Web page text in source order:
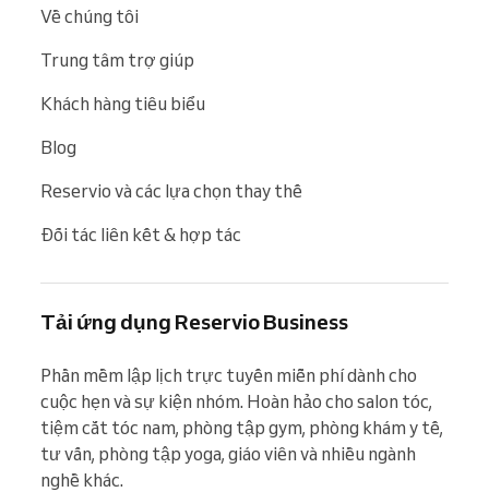
Về chúng tôi
Trung tâm trợ giúp
Khách hàng tiêu biểu
Blog
Reservio và các lựa chọn thay thế
Đối tác liên kết & hợp tác
Tải ứng dụng Reservio Business
Phần mềm lập lịch trực tuyến miễn phí dành cho
cuộc hẹn và sự kiện nhóm. Hoàn hảo cho salon tóc,
tiệm cắt tóc nam, phòng tập gym, phòng khám y tế,
tư vấn, phòng tập yoga, giáo viên và nhiều ngành
nghề khác.